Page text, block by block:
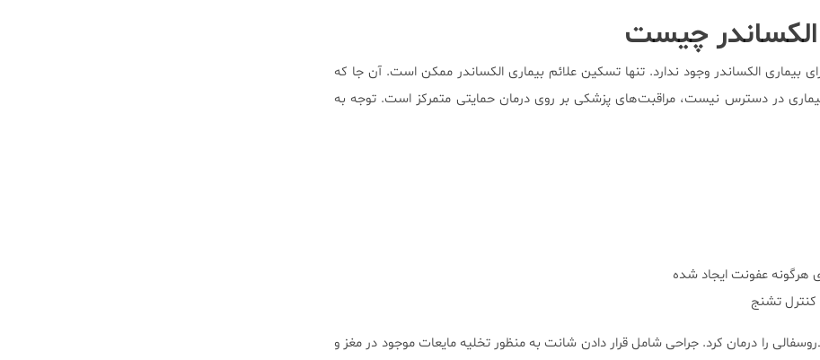
الکساندر چیست
بیماری الکساندر وجود ندارد. تنها تسکین علائم بیماری الکساندر ممکن است. آن جا که
در دسترس نیست، مراقبت‌های پزشکی بر روی درمان حمایتی متمرکز است. توجه به
هرگونه عفونت ایجاد شده
تشنج
را درمان کرد. جراحی شامل قرار دادن شانت به منظور تخلیه مایعات موجود در مغز و